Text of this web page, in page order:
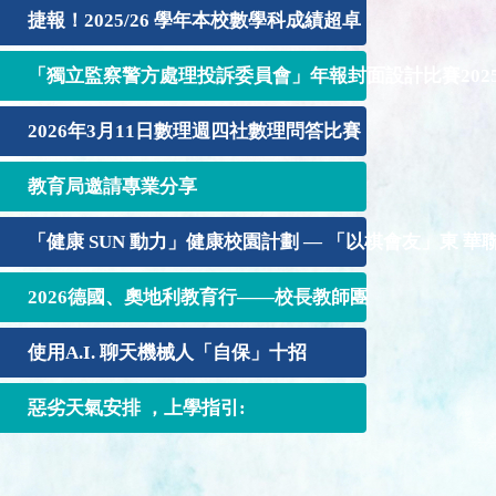
捷報！2025/26 學年本校數學科成績超卓
「獨立監察警方處理投訴委員會」年報封面設計比賽
2026年3月11日數理週四社數理問答比賽
教育局邀請專業分享
「健康 SUN 動力」健康校園計劃 — 「以棋會友」東 華
2026德國、奧地利教育行——校長教師團
使用A.I. 聊天機械人「自保」十招
惡劣天氣安排 ，上學指引: